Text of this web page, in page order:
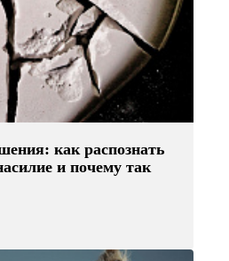
как распознать
и почему так